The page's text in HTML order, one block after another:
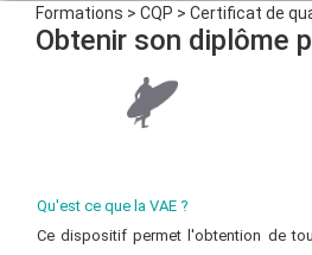
Formations > CQP > Certificat de
Obtenir son diplôme
Qu'est ce que la VAE ?
Ce dispositif permet l'obtention de